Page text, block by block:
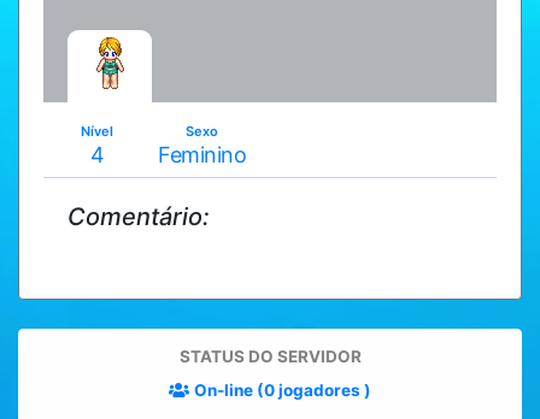
Nível
4
Sexo
Feminino
Comentário:
STATUS DO SERVIDOR
On-line (0 jogadores )